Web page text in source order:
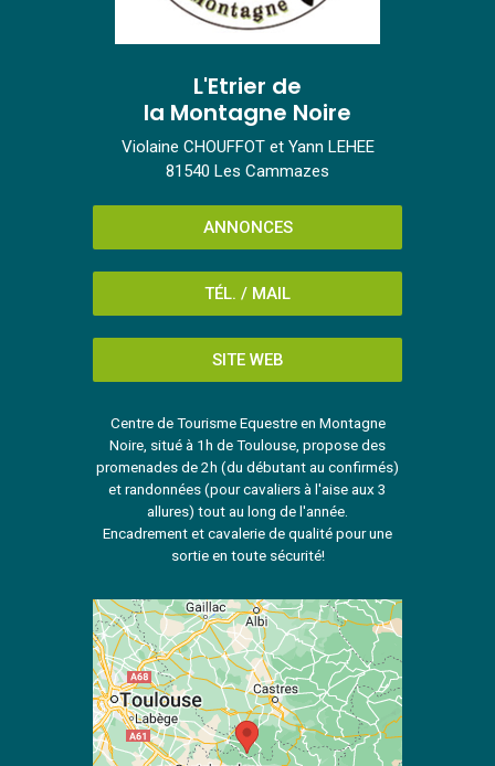
L'Etrier de
la Montagne Noire
Violaine CHOUFFOT et Yann LEHEE
81540 Les Cammazes
ANNONCES
TÉL. / MAIL
SITE WEB
Centre de Tourisme Equestre en Montagne
Noire, situé à 1h de Toulouse, propose des
promenades de 2h (du débutant au confirmés)
et randonnées (pour cavaliers à l'aise aux 3
allures) tout au long de l'année.
Encadrement et cavalerie de qualité pour une
sortie en toute sécurité!